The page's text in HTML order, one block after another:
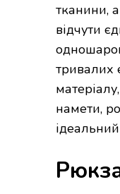
тканини,
відчути
тривалих
намети,